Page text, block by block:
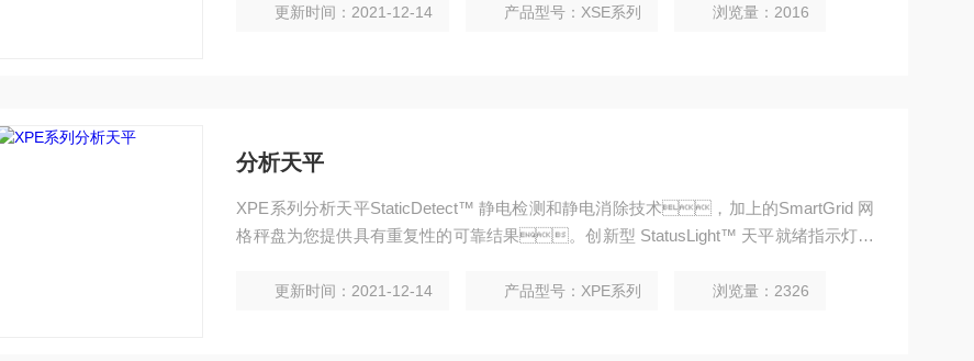
更新时间：2021-12-14 产品型号：XSE系列 浏览量：2016
分析天平
XPE系列分析天平StaticDetect™ 静电检测和静电消除技术，加上的SmartGrid 网
格秤盘为您提供具有重复性的可靠结果。创新型 StatusLight™ 天平就绪指示灯以
规。
更新时间：2021-12-14 产品型号：XPE系列 浏览量：2326